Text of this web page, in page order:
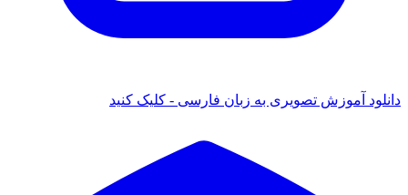
آموزش تصویری به زبان فارسی - کلیک کنید